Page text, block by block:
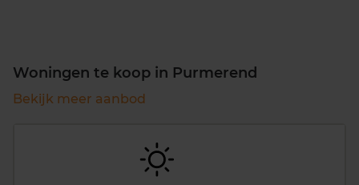
Woningen te koop in Purmerend
Bekijk meer aanbod